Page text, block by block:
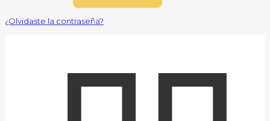
¿Olvidaste la contraseña?